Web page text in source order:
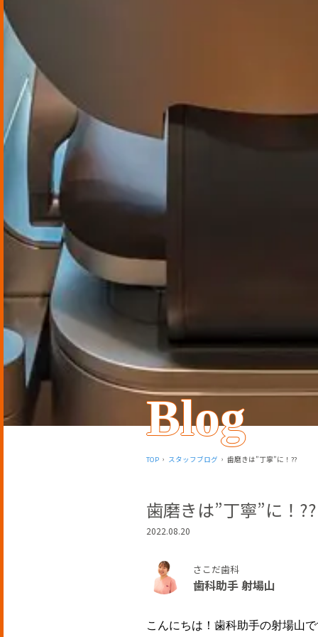
Blog
TOP スタッフブログ 歯磨きは”丁寧”に！??
歯磨きは”丁寧”に！??
2022.08.20
さこだ歯科
歯科助手 射場山
こんにちは！歯科助手の射場山